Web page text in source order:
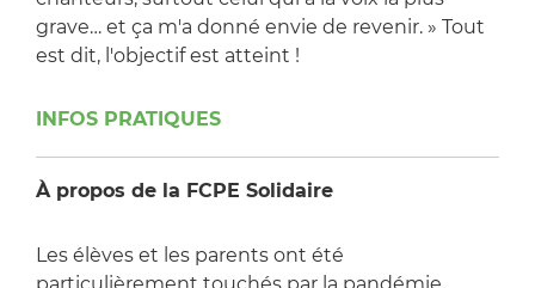
grave… et ça m'a donné envie de revenir. » Tout
est dit, l'objectif est atteint !
INFOS PRATIQUES
À propos de la FCPE Solidaire
Les élèves et les parents ont été